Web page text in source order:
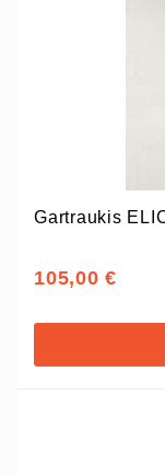
Gartraukis
105,00 €